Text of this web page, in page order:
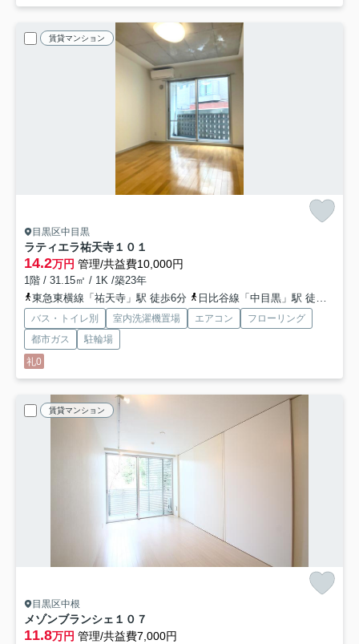
賃貸マンション
目黒区中目黒
ラティエラ祐天寺１０１
14.2万円 管理/共益費10,000円
1階 / 31.15㎡ / 1K /築23年
東急東横線「祐天寺」駅 徒歩6分
日比谷線「中目黒」駅 徒歩15分
バス・トイレ別 室内洗濯機置場 エアコン
フローリング
都市ガス
駐輪場
礼0
賃貸マンション
目黒区中根
メゾンブランシェ １０７
11.8万円 管理/共益費7,000円